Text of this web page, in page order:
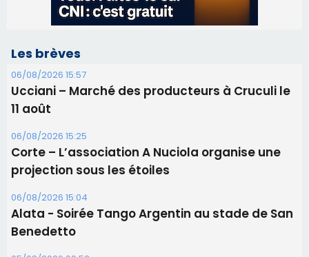
06/08/2026 15:25
Corte – L’association A Nuciola organise une
06/08/2026 15:04
Alata - Soirée Tango Argentin au stade de San
Benedetto
05/08/2026 09:53
Biguglia : messe de la Sainte-Marie et
procession le 14 août
31/07/2026 08:24
Tennis - Début ce week-end du tournoi du
RCPV
31/07/2026 08:22